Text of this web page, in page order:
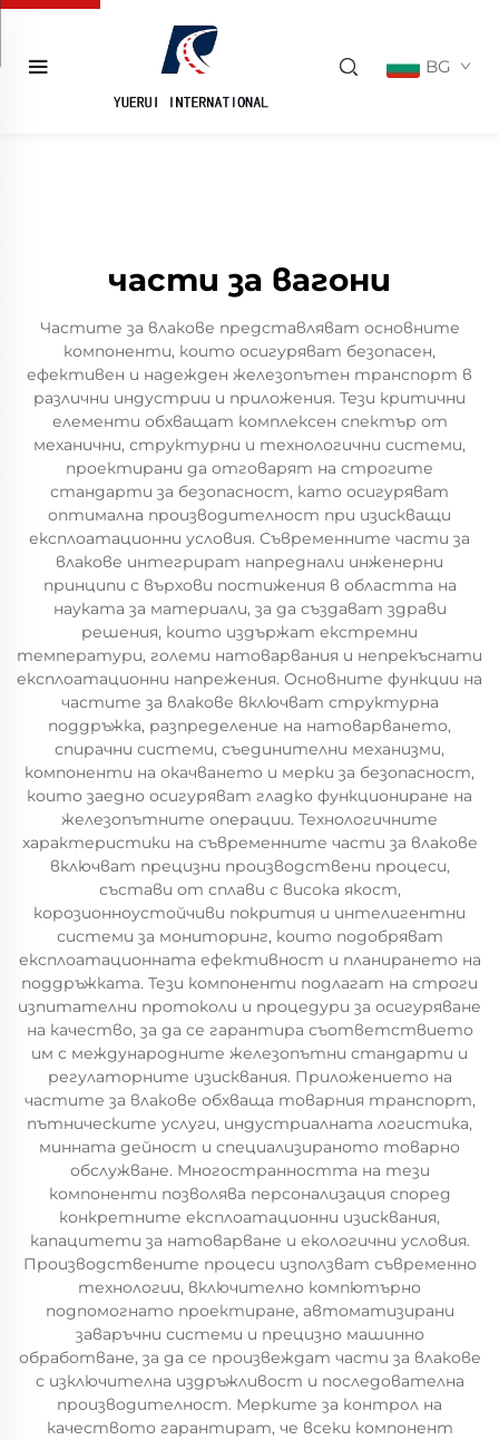
BG
части за вагони
Частите за влакове представляват основните
компоненти, които осигуряват безопасен,
ефективен и надежден железопътен транспорт в
различни индустрии и приложения. Тези критични
елементи обхващат комплексен спектър от
механични, структурни и технологични системи,
проектирани да отговарят на строгите
стандарти за безопасност, като осигуряват
оптимална производителност при изискващи
експлоатационни условия. Съвременните части за
влакове интегрират напреднали инженерни
принципи с върхови постижения в областта на
науката за материали, за да създават здрави
решения, които издържат екстремни
температури, големи натоварвания и непрекъснати
експлоатационни напрежения. Основните функции на
частите за влакове включват структурна
поддръжка, разпределение на натоварването,
спирачни системи, съединителни механизми,
компоненти на окачването и мерки за безопасност,
които заедно осигуряват гладко функциониране на
железопътните операции. Технологичните
характеристики на съвременните части за влакове
включват прецизни производствени процеси,
състави от сплави с висока якост,
корозионноустойчиви покрития и интелигентни
системи за мониторинг, които подобряват
експлоатационната ефективност и планирането на
поддръжката. Тези компоненти подлагат на строги
изпитателни протоколи и процедури за осигуряване
на качество, за да се гарантира съответствието
им с международните железопътни стандарти и
регулаторните изисквания. Приложението на
частите за влакове обхваща товарния транспорт,
пътническите услуги, индустриалната логистика,
минната дейност и специализираното товарно
обслужване. Многостранността на тези
компоненти позволява персонализация според
конкретните експлоатационни изисквания,
капацитети за натоварване и екологични условия.
Производствените процеси използват съвременно
технологии, включително компютърно
подпомогнато проектиране, автоматизирани
заваръчни системи и прецизно машинно
обработване, за да се произвеждат части за влакове
с изключителна издръжливост и последователна
производителност. Мерките за контрол на
качеството гарантират, че всеки компонент